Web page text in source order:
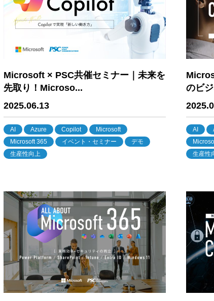
Microsoft × PSC共催セミナー｜未来を
先取り！Microso...
2025.06.13
AI Azure Copilot
Microsoft
Microsoft 365
イベント・セミナー
デモ
生産性向上
のビ
AI
生産性